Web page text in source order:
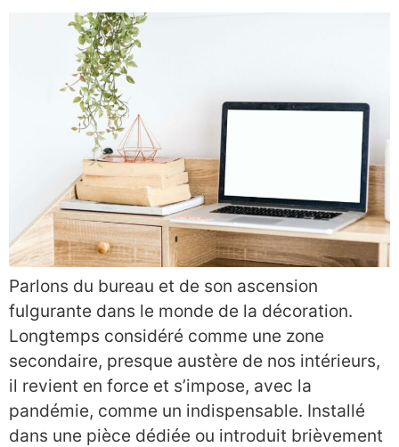
Parlons du bureau et de son ascension
fulgurante dans le monde de la décoration.
Longtemps considéré comme une zone
secondaire, presque austère de nos intérieurs,
il revient en force et s’impose, avec la
pandémie, comme un indispensable. Installé
dans une pièce dédiée ou introduit brièvement